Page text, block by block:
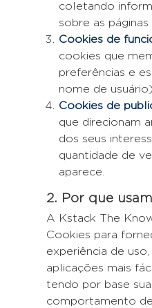
coletando
sobre as páginas
Cookies de
cookies que
preferências e
nome de usuário)
Cookies de
que direcionam
dos seus
quantidade de
aparece.
2. Por que
A Kstack The
Cookies para
experiência de
aplicações mais
tendo por base
comportamento